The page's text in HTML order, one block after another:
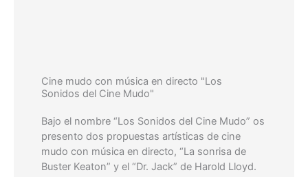
Cine mudo con música en directo "Los
Sonidos del Cine Mudo"
Bajo el nombre “Los Sonidos del Cine Mudo” os
presento dos propuestas artísticas de cine
mudo con música en directo, “La sonrisa de
Buster Keaton” y el “Dr. Jack” de Harold Lloyd.